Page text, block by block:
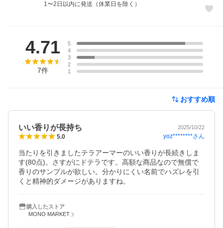
1〜2日以内に発送（休業日を除く）
4.71
7件
5
4
3
2
1
おすすめ順
いい香りが長持ち 2025/10/22
5.0 yoz********さん
当たりを引きましたテラアーマーのいい香りが長続きしま
す(80点)。さすがにドテラです。高額な商品なので無償で
香りのサンプルが欲しい。分かりにくい名前でハズレを引
くと精神的ダメージがありますね。
購入したストア
MONO MARKET